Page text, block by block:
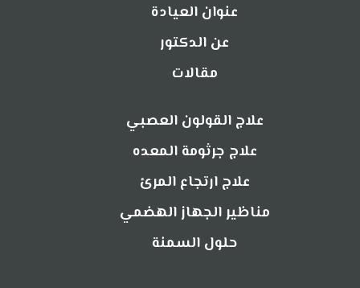
عنوان العيادة
عن الدكتور
مقالات
علاج القولون العصبي
علاج جرثومة المعده
علاج ارتجاع المرئ
مناظير الجهاز الهضمي
حلول السمنة